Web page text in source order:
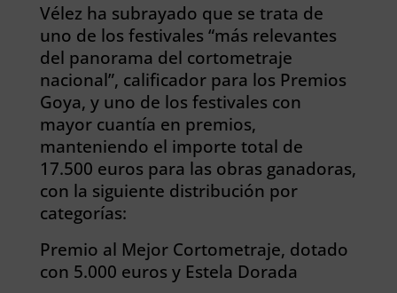
Vélez ha subrayado que se trata de
uno de los festivales “más relevantes
del panorama del cortometraje
nacional”, calificador para los Premios
Goya, y uno de los festivales con
mayor cuantía en premios,
manteniendo el importe total de
17.500 euros para las obras ganadoras,
con la siguiente distribución por
categorías:
Premio al Mejor Cortometraje, dotado
con 5.000 euros y Estela Dorada